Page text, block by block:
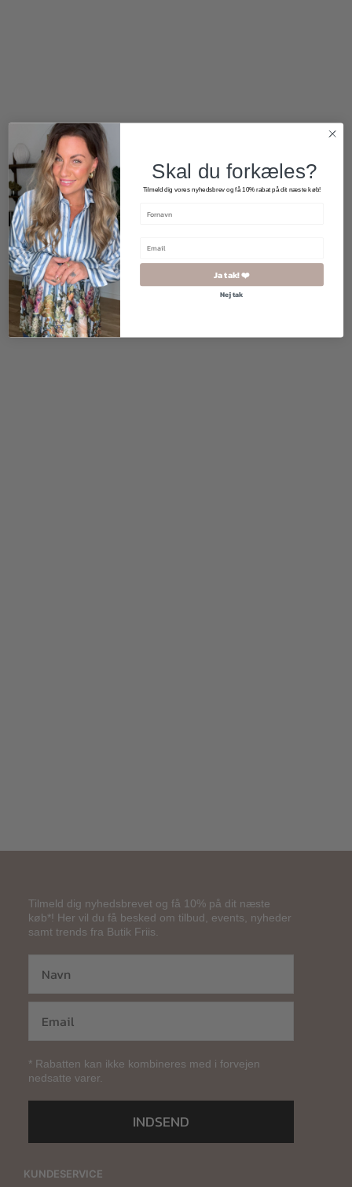
Tilmeld dig nyhedsbrevet og få 10% på dit næste
køb*! Her vil du få besked om tilbud, events, nyheder
samt trends fra Butik Friis.
* Rabatten kan ikke kombineres med i forvejen
nedsatte varer.
INDSEND
KUNDESERVICE
Skal du forkæles?
Tilmeld dig vores nyhedsbrev og få 10% rabat på dit næste køb!
Ja tak! ❤️
Nej tak